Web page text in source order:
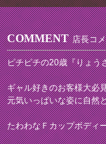
COMMENT 店長コ
ピチピチの20歳『りょう
ギャル好きのお客様大必
元気いっぱいな姿に自然
たわわなＦカップボディ